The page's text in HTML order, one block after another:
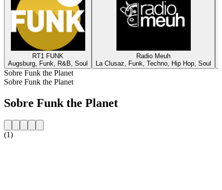
RT1 FUNK
Augsburg, Funk, R&B, Soul
Radio Meuh
La Clusaz, Funk, Techno, Hip Hop, Soul
Sobre Funk the Planet
Sobre Funk the Planet
Sobre Funk the Planet
(1)